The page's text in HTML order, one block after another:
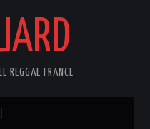
REGGAE FRANCE